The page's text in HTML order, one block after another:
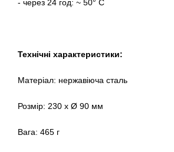
- через 24 год: ~ 50° C
Технічні характеристики:
Матеріал: нержавіюча сталь
Розмір: 230 х Ø 90 мм
Вага: 465 г